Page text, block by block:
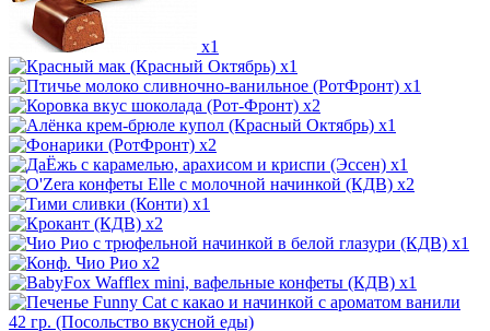
x1
x1
x1
x2
x1
x2
x1
x2
x1
x2
x1
x2
x1